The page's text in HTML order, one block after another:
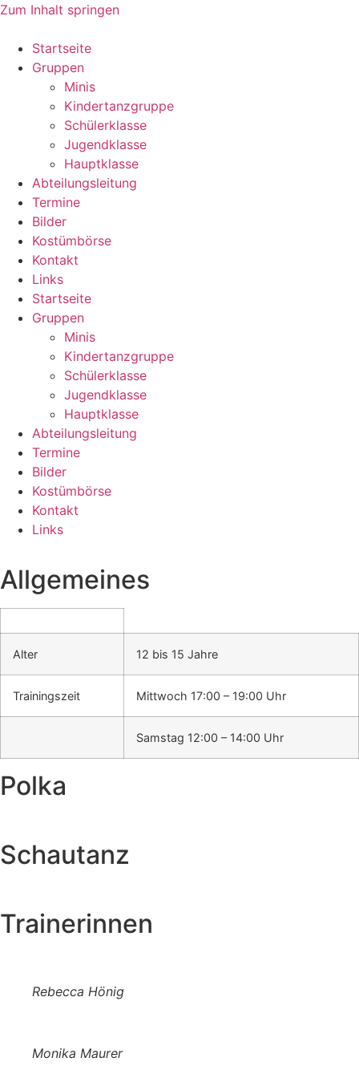
Zum Inhalt springen
Startseite
Gruppen
Minis
Kindertanzgruppe
Schülerklasse
Jugendklasse
Hauptklasse
Abteilungsleitung
Termine
Bilder
Kostümbörse
Kontakt
Links
Startseite
Gruppen
Minis
Kindertanzgruppe
Schülerklasse
Jugendklasse
Hauptklasse
Abteilungsleitung
Termine
Bilder
Kostümbörse
Kontakt
Links
Allgemeines
Alter 12 bis 15 Jahre
Trainingszeit Mittwoch 17:00 – 19:00 Uhr
Samstag 12:00 – 14:00 Uhr
Polka
Schautanz
Trainerinnen
Rebecca Hönig
Monika Maurer